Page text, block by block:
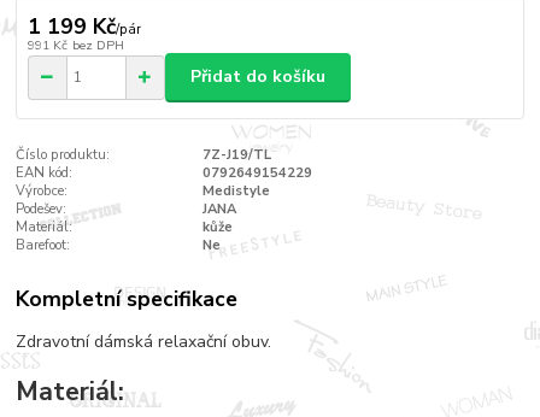
1 199 Kč/pár
991 Kč bez DPH
Přidat do košíku
Číslo produktu:
7Z-J19/TL
EAN kód:
0792649154229
Výrobce:
Medistyle
Podešev:
JANA
Materiál:
kůže
Barefoot:
Ne
Kompletní specifikace
Zdravotní dámská relaxační obuv.
Materiál: